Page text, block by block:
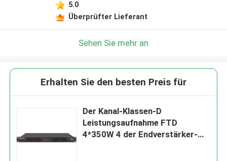
5.0
Überprüfter Lieferant
Sehen Sie mehr an
Erhalten Sie den besten Preis für
Der Kanal-Klassen-D
Leistungsaufnahme FTD
4*350W 4 der Endverstärker-